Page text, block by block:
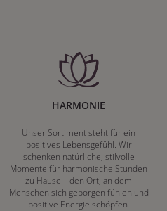
HARMONIE
Unser Sortiment steht für ein
positives Lebensgefühl. Wir
schenken natürliche, stilvolle
Momente für harmonische Stunden
zu Hause – den Ort, an dem
Menschen sich geborgen fühlen und
positive Energie schöpfen.